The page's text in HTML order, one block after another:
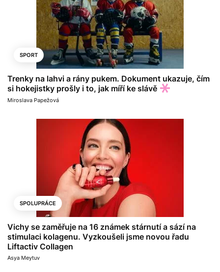
SPORT
Trenky na lahvi a rány pukem. Dokument ukazuje, čím
si hokejistky prošly i to, jak míří ke slávě
Miroslava Papežová
SPOLUPRÁCE
Vichy se zaměřuje na 16 známek stárnutí a sází na
stimulaci kolagenu. Vyzkoušeli jsme novou řadu
Liftactiv Collagen
Asya Meytuv